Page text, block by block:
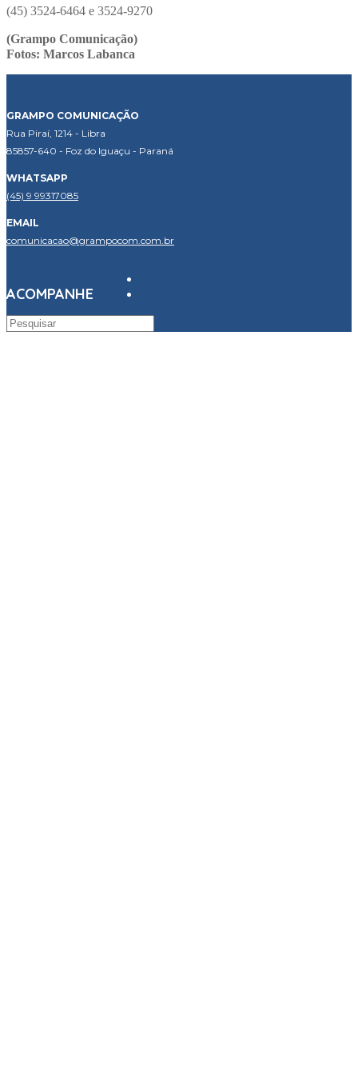
(45) 3524-6464 e 3524-9270
(Grampo Comunicação)
Fotos: Marcos Labanca
GRAMPO COMUNICAÇÃO
Rua Piraí, 1214 - Libra
85857-640 - Foz do Iguaçu - Paraná
WHATSAPP
(45) 9 99317085
EMAIL
comunicacao@grampocom.com.br
ACOMPANHE